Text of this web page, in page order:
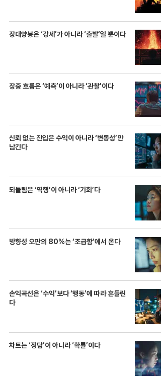
장대양봉은 ‘강세’가 아니라 ‘출발’일 뿐이다
장중 흐름은 ‘예측’이 아니라 ‘관찰’이다
신뢰 없는 진입은 수익이 아니라 ‘변동성’만
남긴다
되돌림은 ‘역행’이 아니라 ‘기회’다
방향성 오판의 80%는 ‘조급함’에서 온다
손익곡선은 ‘수익’보다 ‘행동’에 따라 흔들린
다
차트는 ‘정답’이 아니라 ‘확률’이다